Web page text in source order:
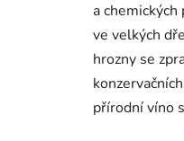
a
ve velkých
hrozny se
přírodní víno